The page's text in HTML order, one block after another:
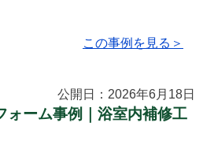
この事例を見る＞
公開日：2026年6月18日
ォーム事例｜浴室内補修工